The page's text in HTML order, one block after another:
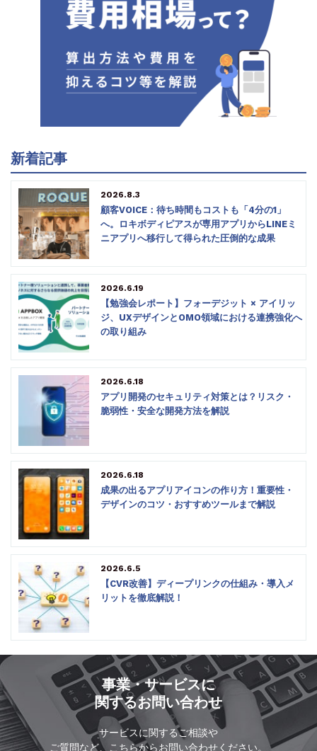
新着記事
2026.8.3
顧客VOICE：待ち時間もコストも「4分の1」
へ。ロキボディピアスが専用アプリからLINEミ
ニアプリへ移行して得られた圧倒的な成果
2026.6.19
【勉強会レポート】フォーデジット × アイリッ
ジ、UXデザインとOMO領域における連携強化へ
の取り組み
2026.6.18
アプリ開発のセキュリティ対策とは？リスク・
脆弱性・安全な開発方法を解説
2026.6.18
成果の出るアプリアイコンの作り方！重要性・
デザインのコツ・おすすめツールまで解説
2026.6.5
【CVR改善】ディープリンクの仕組み・導入メ
リットを徹底解説！
事業・サービスに
関するお問い合わせ
サービスに関するご相談や
ご質問など、こちらからお問い合わせください。